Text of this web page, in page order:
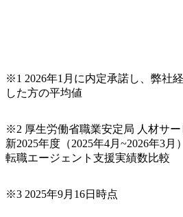
※1 2026年1月に内定承諾し、弊社
した方の平均値
※2 厚生労働省職業安定局 人材サ
新2025年度（2025年4月~2026年3
転職エージェント支援実績数比較
※3 2025年9月16日時点